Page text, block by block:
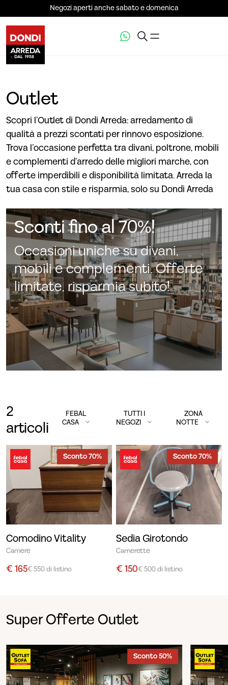
Negozi aperti anche sabato e domenica
Outlet
Scopri l’Outlet di Dondi Arreda: arredamento di
qualità a prezzi scontati per rinnovo esposizione.
Trova l’occasione perfetta tra divani, poltrone, mobili
e complementi d’arredo delle migliori marche, con
offerte imperdibili e disponibilità limitata. Arreda la
tua casa con stile e risparmia, solo su Dondi Arreda
Sconti fino al 70%!
Occasioni uniche su divani,
mobili e complementi. Offerte
limitate, risparmia subito!
2
articoli
FEBAL
CASA
TUTTI I
NEGOZI
ZONA
NOTTE
Sconto 70%
Comodino Vitality
Camere
€ 165€ 550 di listino
Sconto 70%
Sedia Girotondo
Camerette
€ 150€ 500 di listino
Super Offerte Outlet
Sconto 50%